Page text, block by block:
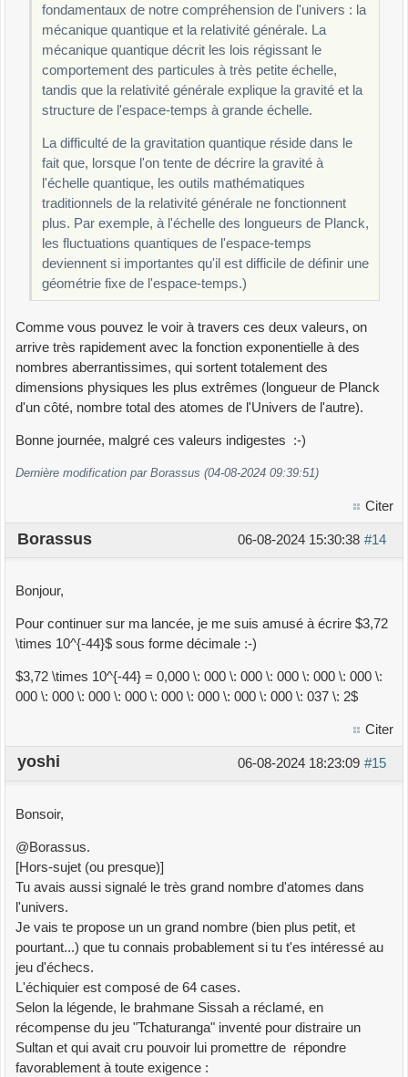
fondamentaux de notre compréhension de l'univers : la
mécanique quantique et la relativité générale. La
mécanique quantique décrit les lois régissant le
comportement des particules à très petite échelle,
tandis que la relativité générale explique la gravité et la
structure de l'espace-temps à grande échelle.
La difficulté de la gravitation quantique réside dans le
fait que, lorsque l'on tente de décrire la gravité à
l'échelle quantique, les outils mathématiques
traditionnels de la relativité générale ne fonctionnent
plus. Par exemple, à l'échelle des longueurs de Planck,
les fluctuations quantiques de l'espace-temps
deviennent si importantes qu'il est difficile de définir une
géométrie fixe de l'espace-temps.)
Comme vous pouvez le voir à travers ces deux valeurs, on
arrive très rapidement avec la fonction exponentielle à des
nombres aberrantissimes, qui sortent totalement des
dimensions physiques les plus extrêmes (longueur de Planck
d'un côté, nombre total des atomes de l'Univers de l'autre).
Bonne journée, malgré ces valeurs indigestes :-)
Dernière modification par Borassus (04-08-2024 09:39:51)
Citer
#14
06-08-2024 15:30:38
Borassus
Bonjour,
Pour continuer sur ma lancée, je me suis amusé à écrire $3,72
\times 10^{-44}$ sous forme décimale :-)
$3,72 \times 10^{-44} = 0,000 \: 000 \: 000 \: 000 \: 000 \: 000 \:
000 \: 000 \: 000 \: 000 \: 000 \: 000 \: 000 \: 000 \: 037 \: 2$
Citer
#15
06-08-2024 18:23:09
yoshi
Bonsoir,
@Borassus.
[Hors-sujet (ou presque)]
Tu avais aussi signalé le très grand nombre d'atomes dans
l'univers.
Je vais te propose un un grand nombre (bien plus petit, et
pourtant...) que tu connais probablement si tu t'es intéressé au
jeu d'échecs.
L'échiquier est composé de 64 cases.
Selon la légende, le brahmane Sissah a réclamé, en
récompense du jeu "Tchaturanga" inventé pour distraire un
Sultan et qui avait cru pouvoir lui promettre de répondre
favorablement à toute exigence :